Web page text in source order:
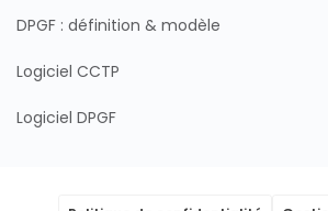
DPGF : définition & modèle
Logiciel CCTP
Logiciel DPGF